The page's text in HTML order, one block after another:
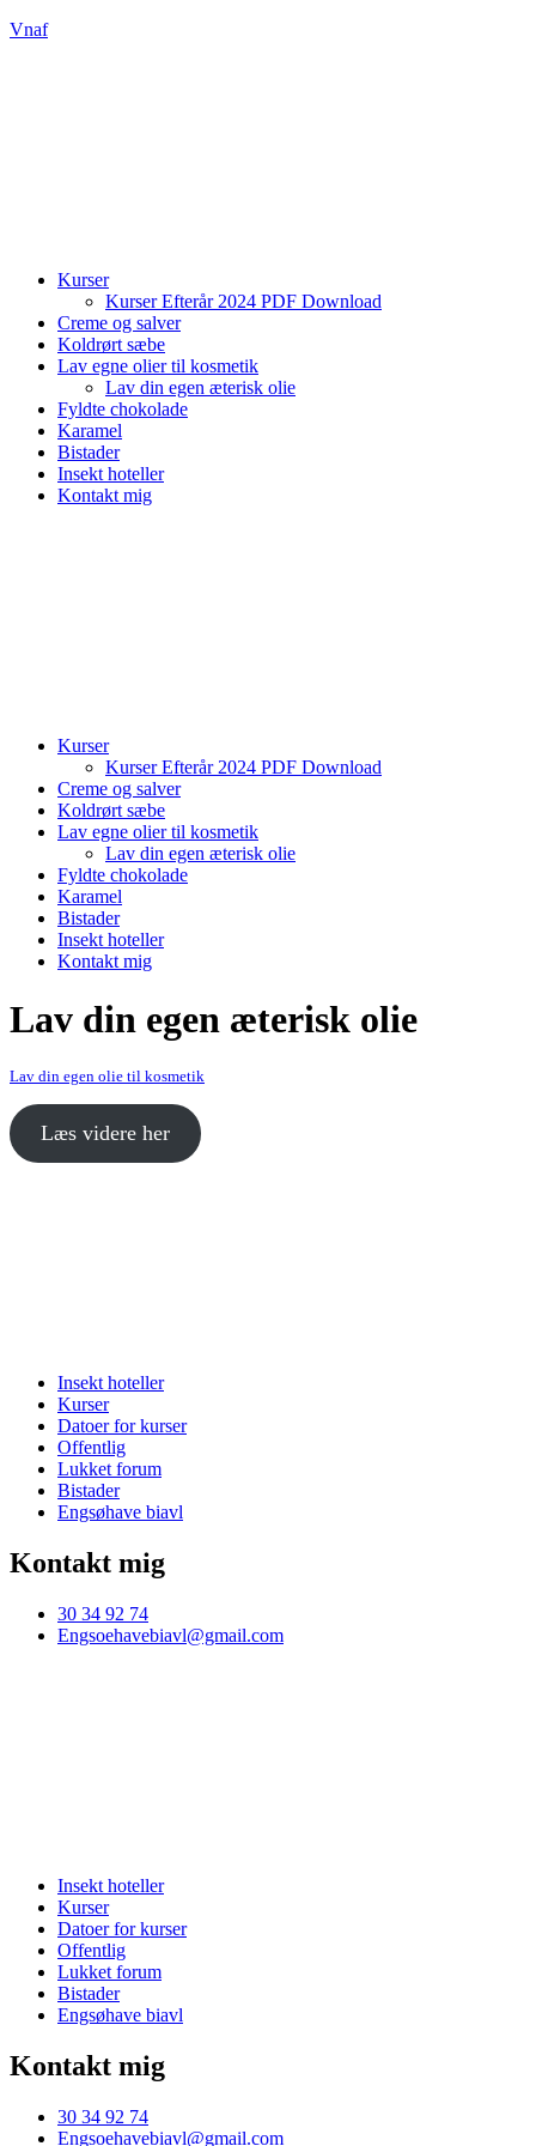
Vnaf
Kurser
Kurser Efterår 2024 PDF Download
Creme og salver
Koldrørt sæbe
Lav egne olier til kosmetik
Lav din egen æterisk olie
Fyldte chokolade
Karamel
Bistader
Insekt hoteller
Kontakt mig
Kurser
Kurser Efterår 2024 PDF Download
Creme og salver
Koldrørt sæbe
Lav egne olier til kosmetik
Lav din egen æterisk olie
Fyldte chokolade
Karamel
Bistader
Insekt hoteller
Kontakt mig
Lav din egen æterisk olie
Lav din egen olie til kosmetik
Læs videre her
Insekt hoteller
Kurser
Datoer for kurser
Offentlig
Lukket forum
Bistader
Engsøhave biavl
Kontakt mig
30 34 92 74
Engsoehavebiavl@gmail.com
Insekt hoteller
Kurser
Datoer for kurser
Offentlig
Lukket forum
Bistader
Engsøhave biavl
Kontakt mig
30 34 92 74
Engsoehavebiavl@gmail.com